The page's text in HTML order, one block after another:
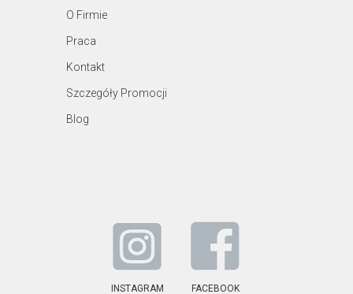
O Firmie
Praca
Kontakt
Szczegóły Promocji
Blog
INSTAGRAM FACEBOOK